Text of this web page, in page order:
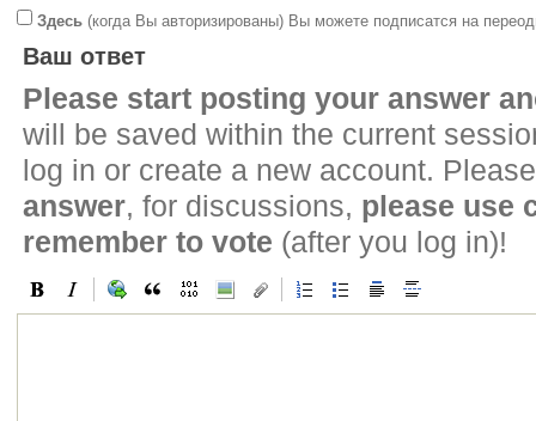
Здесь (когда Вы авторизированы) Вы можете подписатся на
Ваш ответ
Please start posting your answer
will be saved within the current
log in or create a new account.
answer, for discussions, please use
remember to vote (after you log in)!